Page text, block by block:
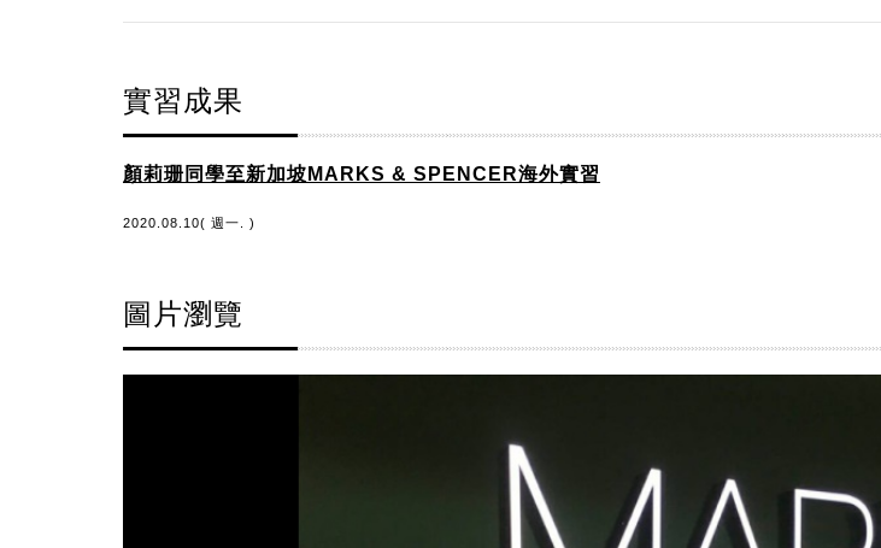
實習成果
顏莉珊同學至新加坡MARKS & SPENCER海外實習
2020.08.10( 週一. )
圖片瀏覽